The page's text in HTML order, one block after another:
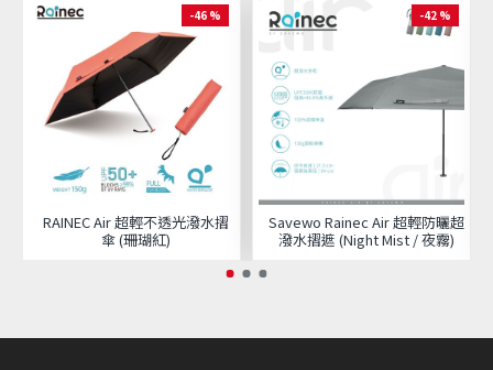
-46 %
RAINEC Air 超輕不透光潑水摺
傘 (珊瑚紅)
-42 %
Savewo Rainec Air 超輕防曬超
潑水摺遮 (Night Mist / 夜霧)